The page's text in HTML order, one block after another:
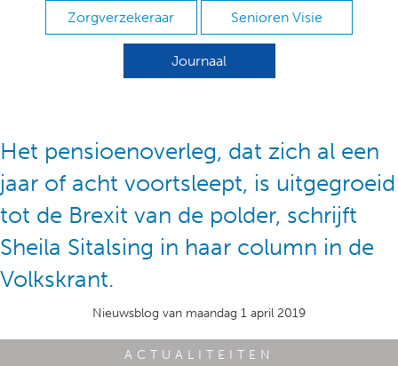
Zorgverzekeraar Senioren Visie
Journaal
Het pensioenoverleg, dat zich al een
jaar of acht voortsleept, is uitgegroeid
tot de Brexit van de polder, schrijft
Sheila Sitalsing in haar column in de
Volkskrant.
Nieuwsblog van maandag 1 april 2019
ACTUALITEITEN